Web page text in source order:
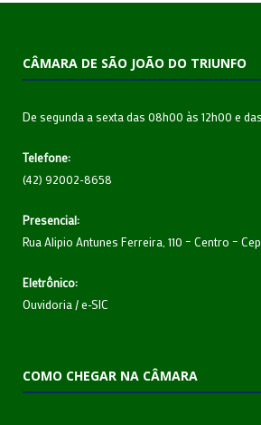
CÂMARA DE SÃO JOÃO DO TRIUNFO
De segunda a sexta das 08h00 às 12h00 e
Telefone:
(42) 92002-8658
Presencial:
Rua Alipio Antunes Ferreira, 110 – Centro –
Eletrônico:
Ouvidoria /e-SIC
COMO CHEGAR NA CÂMARA